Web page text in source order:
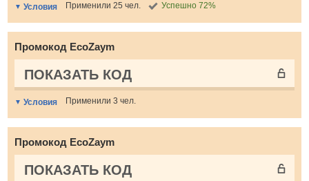
Условия Применили 25 чел. Успешно 72%
Промокод EcoZaym
ПОКАЗАТЬ КОД
Условия Применили 3 чел.
Промокод EcoZaym
ПОКАЗАТЬ КОД